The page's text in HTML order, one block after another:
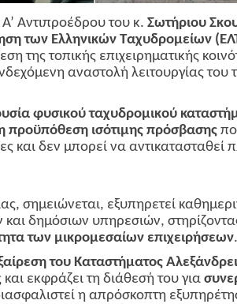
Α’ Αντιπροέδρου του κ. Σωτήριου
των Ελληνικών Ταχυδρομείων
της τοπικής επιχειρηματικής
αναστολή λειτουργίας του
φυσικού ταχυδρομικού
προϋπόθεση ισότιμης πρόσβασης
και δεν μπορεί να
σημειώνεται, εξυπηρετεί
δημόσιων υπηρεσιών,
των μικρομεσαίων επιχειρήσεων.
του Καταστήματος
εκφράζει τη διάθεσή του για
η απρόσκοπτη